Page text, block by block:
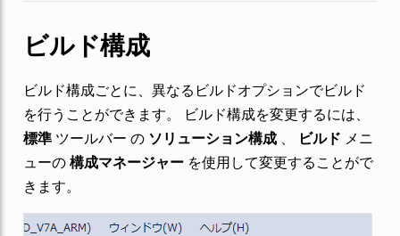
ビルド構成
ビルド構成ごとに、異なるビルドオプションでビルド
を行うことができます。 ビルド構成を変更するには、
標準ツールバー の ソリューション構成、 ビルド メニ
ューの構成マネージャーを使用して変更することがで
きます。